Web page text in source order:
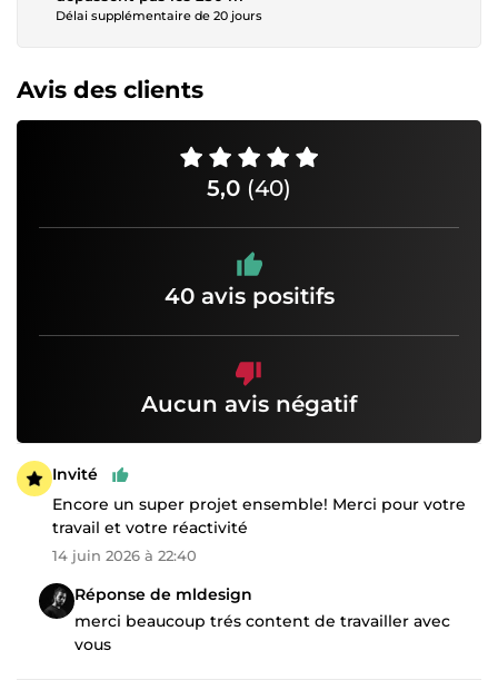
Délai supplémentaire de 20 jours
Avis des clients
5,0 (40)
40 avis positifs
Aucun avis négatif
Invité
Encore un super projet ensemble! Merci pour votre
travail et votre réactivité
14 juin 2026 à 22:40
Réponse de mldesign
merci beaucoup trés content de travailler avec
vous